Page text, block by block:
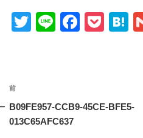
T
Li
F
b
P
H
a
投
稿
ナ
前
の
投
前
B09FE957-CCB9-45CE-BFE5-
013C65AFC637